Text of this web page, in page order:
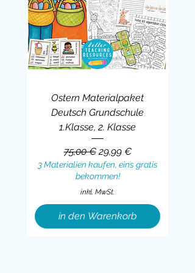
Ostern Materialpaket
Deutsch Grundschule
1.Klasse, 2. Klasse
Standardpreis
75,00 € Sale-Preis
29,99 €
3 Materialien kaufen, eins gratis
bekommen!
inkl. MwSt.
in den Warenkorb